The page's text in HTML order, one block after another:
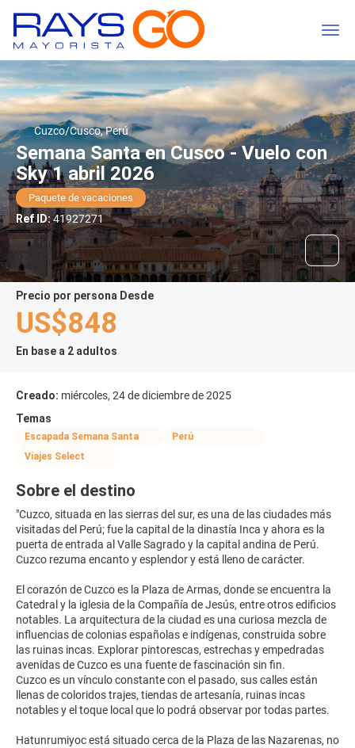
Cuzco/Cusco, Perú
Semana Santa en Cusco - Vuelo con
Sky 1 abril 2026
Paquete de vacaciones
Ref ID:41927271
precio por persona Desde
US$848
En base a 2 adultos
Creado: miércoles, 24 de diciembre de 2025
Temas
Escapada Semana Santa
Perú
Viajes Select
Sobre el destino
"Cuzco, situada en las sierras del sur, es una de las ciudades más
visitadas del Perú; fue la capital de la dinastía Inca y ahora es la
puerta de entrada al Valle Sagrado y la capital andina de Perú.
Cuzco rezuma encanto y esplendor y está lleno de carácter.
El corazón de Cuzco es la Plaza de Armas, donde se encuentra la
Catedral y la iglesia de la Compañía de Jesús, entre otros edificios
notables. La arquitectura de la ciudad es una curiosa mezcla de
influencias de colonias españolas e indígenas, construida sobre
las ruinas incas. Explorar pintorescas, estrechas y empedradas
avenidas de Cuzco es una fuente de fascinación sin fin.
Cuzco es un vínculo constante con el pasado, sus calles están
llenas de coloridos trajes, tiendas de artesanía, ruinas incas
notables y el toque local que lo podrá observar por todas partes.
Hatunrumiyoc está situado cerca de la Plaza de las Nazarenas, no